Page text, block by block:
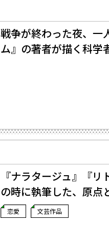
戦争が終わった夜、一
ム』の著者が描く科学
『ナラタージュ』『
の時に執筆した、原点
恋愛 文芸作品